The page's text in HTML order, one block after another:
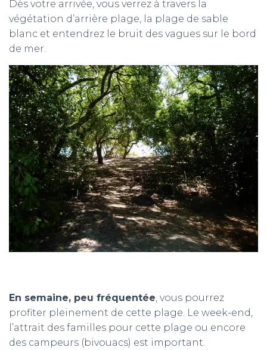
Dès votre arrivée, vous verrez à travers la
végétation d’arrière plage, la plage de sable
blanc et entendrez le bruit des vagues sur le bord
de mer.
En semaine, peu fréquentée, vous pourrez
profiter pleinement de cette plage. Le week-end,
l’attrait des familles pour cette plage ou encore
des campeurs (bivouacs) est important.